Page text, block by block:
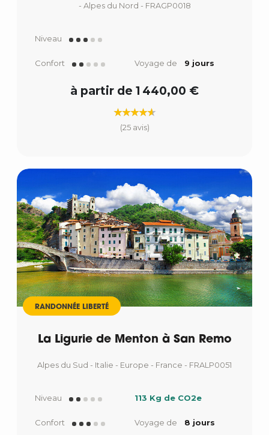
- Alpes du Nord - FRAGP0018
Niveau
Confort Voyage de 9 jours
à partir de 1 440,00 €
(25 avis)
RANDONNÉE LIBERTÉ
La Ligurie de Menton à San Remo
Alpes du Sud - Italie - Europe - France - FRALP0051
Niveau 113 Kg de CO2e
Confort Voyage de 8 jours